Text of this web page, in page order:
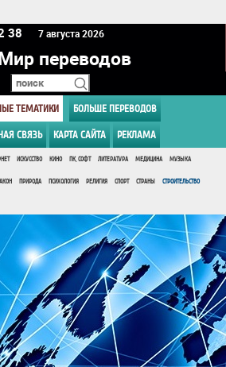
7 августа 2026
переводов
ТЕМАТИКИ БОЛЬШЕ ПЕРЕВОДОВ
СВЯЗЬ КАРТА САЙТА РЕКЛАМА
ИСКУССТВО КИНО ПК, СОФТ ЛИТЕРАТУРА МЕДИЦИНА МУЗЫКА
ПРИРОДА ПСИХОЛОГИЯ РЕЛИГИЯ СПОРТ СТРАНЫ СТРОИТЕЛЬСТВО